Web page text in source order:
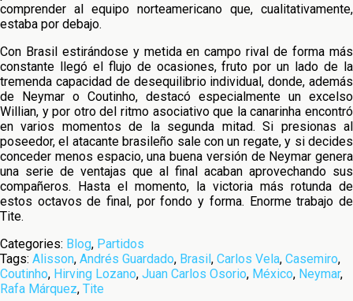
comprender al equipo norteamericano que, cualitativamente,
estaba por debajo.
Con Brasil estirándose y metida en campo rival de forma más
constante llegó el flujo de ocasiones, fruto por un lado de la
tremenda capacidad de desequilibrio individual, donde, además
de Neymar o Coutinho, destacó especialmente un excelso
Willian, y por otro del ritmo asociativo que la canarinha encontró
en varios momentos de la segunda mitad. Si presionas al
poseedor, el atacante brasileño sale con un regate, y si decides
conceder menos espacio, una buena versión de Neymar genera
una serie de ventajas que al final acaban aprovechando sus
compañeros. Hasta el momento, la victoria más rotunda de
estos octavos de final, por fondo y forma. Enorme trabajo de
Tite.
Categories: Blog, Partidos
Tags: Alisson, Andrés Guardado, Brasil, Carlos Vela, Casemiro,
Coutinho, Hirving Lozano, Juan Carlos Osorio, México, Neymar,
Rafa Márquez, Tite